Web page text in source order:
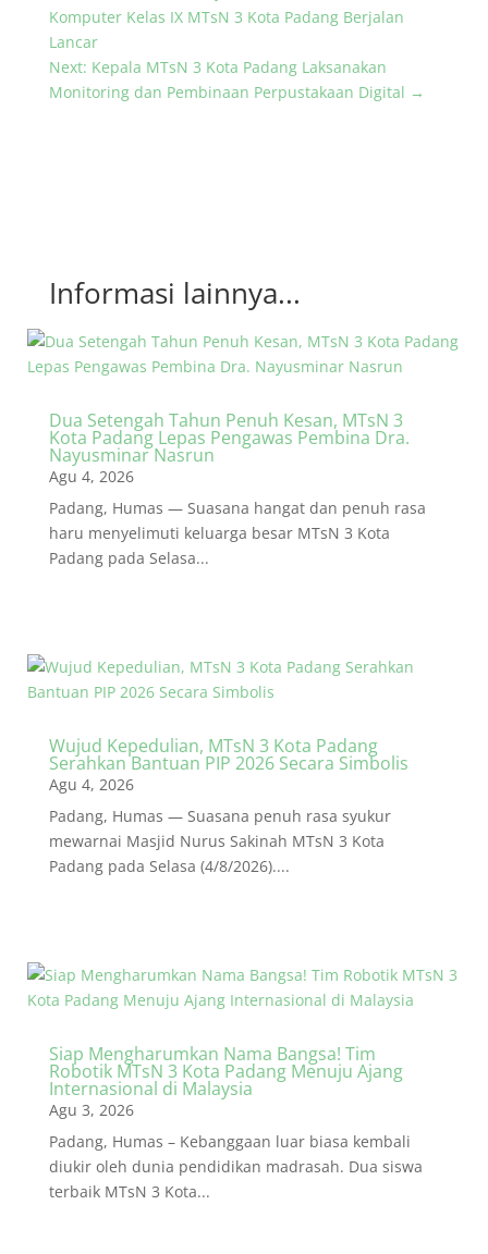
Komputer Kelas IX MTsN 3 Kota Padang Berjalan
Lancar
Next: Kepala MTsN 3 Kota Padang Laksanakan
Monitoring dan Pembinaan Perpustakaan Digital →
Informasi lainnya...
Dua Setengah Tahun Penuh Kesan, MTsN 3
Kota Padang Lepas Pengawas Pembina Dra.
Nayusminar Nasrun
Agu 4, 2026
Padang, Humas — Suasana hangat dan penuh rasa
haru menyelimuti keluarga besar MTsN 3 Kota
Padang pada Selasa...
Wujud Kepedulian, MTsN 3 Kota Padang
Serahkan Bantuan PIP 2026 Secara Simbolis
Agu 4, 2026
Padang, Humas — Suasana penuh rasa syukur
mewarnai Masjid Nurus Sakinah MTsN 3 Kota
Padang pada Selasa (4/8/2026)....
Siap Mengharumkan Nama Bangsa! Tim
Robotik MTsN 3 Kota Padang Menuju Ajang
Internasional di Malaysia
Agu 3, 2026
Padang, Humas – Kebanggaan luar biasa kembali
diukir oleh dunia pendidikan madrasah. Dua siswa
terbaik MTsN 3 Kota...